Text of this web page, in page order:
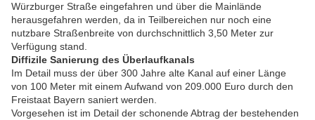
Würzburger Straße eingefahren und über die Mainlände
herausgefahren werden, da in Teilbereichen nur noch eine
nutzbare Straßenbreite von durchschnittlich 3,50 Meter zur
Verfügung stand.
Diffizile Sanierung des Überlaufkanals
Im Detail muss der über 300 Jahre alte Kanal auf einer Länge
von 100 Meter mit einem Aufwand von 209.000 Euro durch den
Freistaat Bayern saniert werden.
Vorgesehen ist im Detail der schonende Abtrag der bestehenden